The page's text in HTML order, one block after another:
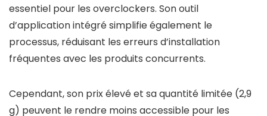
essentiel pour les overclockers. Son outil
d’application intégré simplifie également le
processus, réduisant les erreurs d’installation
fréquentes avec les produits concurrents.
Cependant, son prix élevé et sa quantité limitée (2,9
g) peuvent le rendre moins accessible pour les